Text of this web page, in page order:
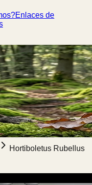
Enlaces de
Hortiboletus Rubellus